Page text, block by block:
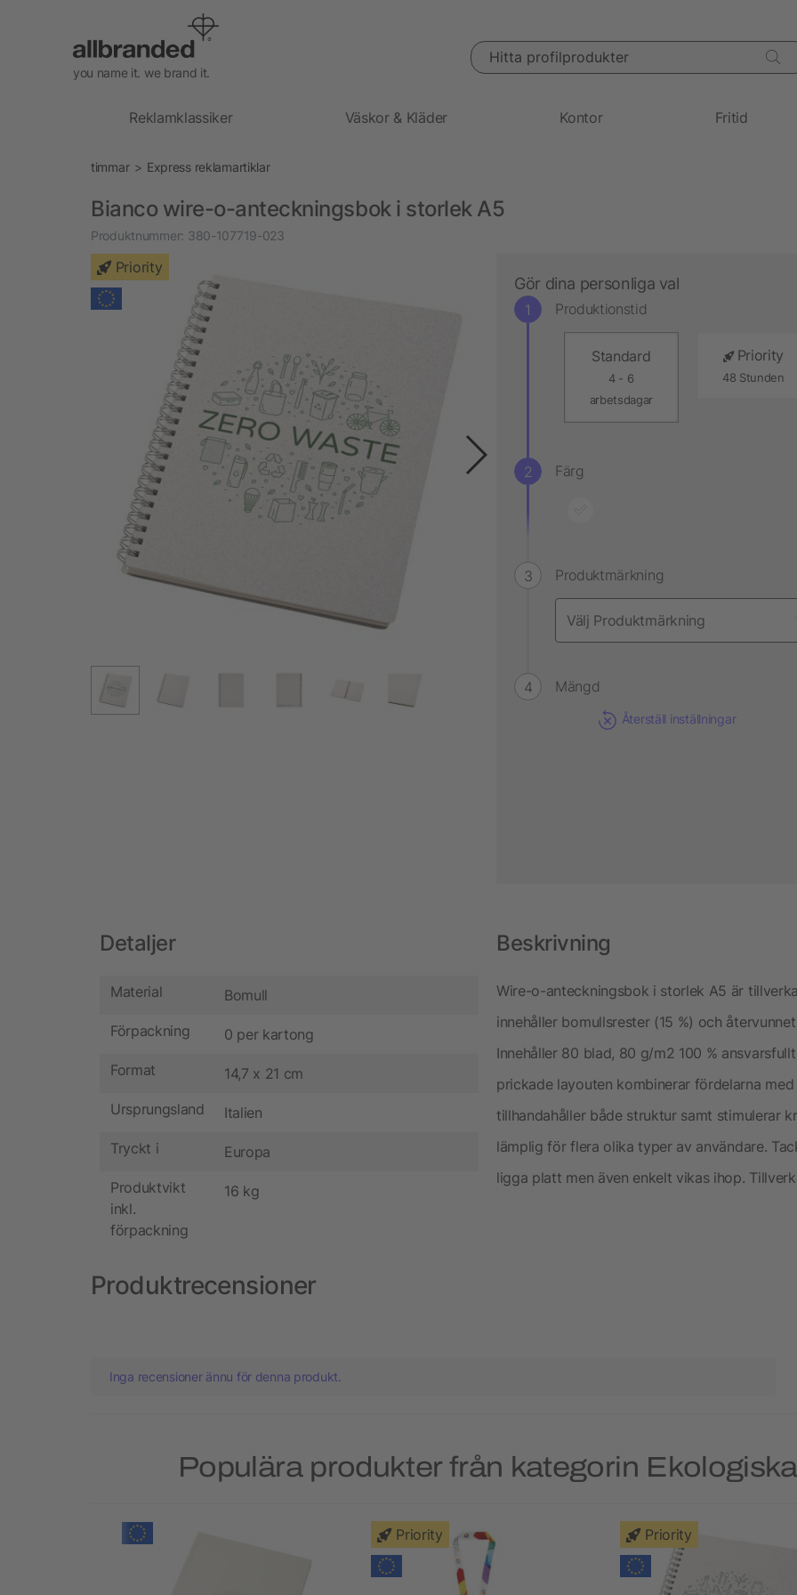
you name it. we brand it.
Hitta profilprodukter
Reklamklassiker Väskor & Kläder Kontor Fritid
timmar Express reklamartiklar
Bianco wire-o-anteckningsbok i storlek A5
Produktnummer: 380-107719-023
Priority
Gör dina personliga val
Produktionstid
Standard
4 - 6
arbetsdagar
Priority
48 Stunden
Färg
Produktmärkning
Mängd
Återställ inställningar
Detaljer
Material Bomull
Förpackning 0 per kartong
Format 14,7 x 21 cm
Ursprungsland Italien
Tryckt i Europa
Produktvikt
inkl.
förpackning
16 kg
Beskrivning
Wire-o-anteckningsbok i storlek A5 är
innehåller bomullsrester (15 %) och
Innehåller 80 blad, 80 g/m2 100 %
prickade layouten kombinerar fördelarna
tillhandahåller både struktur samt stimulerar
lämplig för flera olika typer av användare.
ligga platt men även enkelt vikas ihop.
Produktrecensioner
Inga recensioner ännu för denna produkt.
Populära produkter från kategorin
Priority Priority